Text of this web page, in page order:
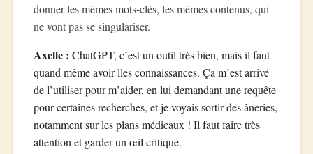
donner les mêmes mots-clés, les mêmes contenus, qui
ne vont pas se singulariser.
Axelle : ChatGPT, c’est un outil très bien, mais il faut
quand même avoir lles connaissances. Ça m’est arrivé
de l’utiliser pour m’aider, en lui demandant une requête
pour certaines recherches, et je voyais sortir des âneries,
notamment sur les plans médicaux ! Il faut faire très
attention et garder un œil critique.